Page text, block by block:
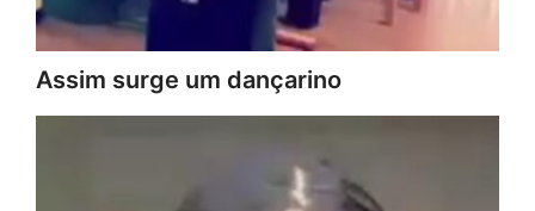
Assim surge um dançarino